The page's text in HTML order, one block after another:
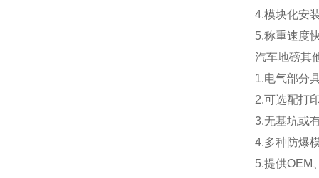
4.模块化安
5.称重速度
汽车地磅其
1.电气部分
2.可选配打
3.无基坑或
4.多种防爆
5.提供OEM